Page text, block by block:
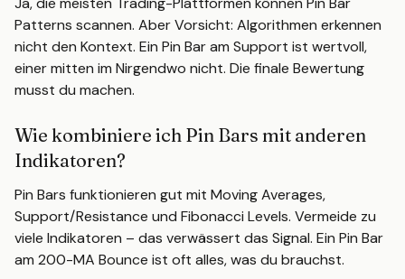
Patterns scannen. Aber Vorsicht: Algorithmen erkennen
nicht den Kontext. Ein Pin Bar am Support ist wertvoll,
einer mitten im Nirgendwo nicht. Die finale Bewertung
musst du machen.
Wie kombiniere ich Pin Bars mit anderen
Indikatoren?
Pin Bars funktionieren gut mit Moving Averages,
Support/Resistance und Fibonacci Levels. Vermeide zu
viele Indikatoren – das verwässert das Signal. Ein Pin Bar
am 200-MA Bounce ist oft alles, was du brauchst.